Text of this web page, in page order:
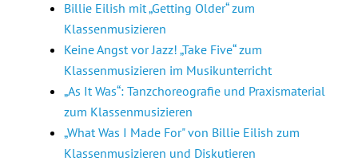
Billie Eilish mit „Getting Older“ zum
Klassenmusizieren
Keine Angst vor Jazz! „Take Five“ zum
Klassenmusizieren im Musikunterricht
„As It Was“: Tanzchoreografie und Praxismaterial
zum Klassenmusizieren
„What Was I Made For" von Billie Eilish zum
Klassenmusizieren und Diskutieren